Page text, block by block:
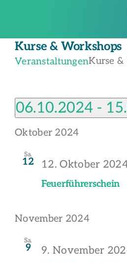
Kurse & Workshops
VeranstaltungenKurse &
06.10.2024 -
Datum
wählen.
Oktober 2024
Sa.
12
Feuerführerschein
12. Oktober
November 2024
Sa.
9 9. November